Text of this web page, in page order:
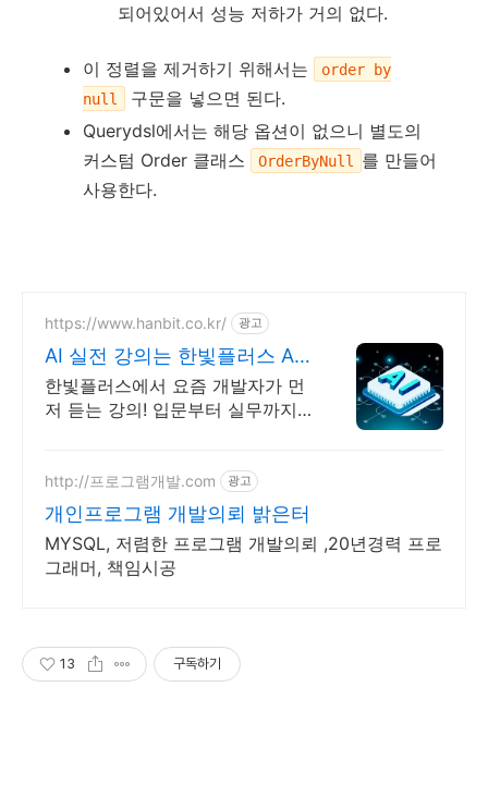
되어있어서 성능 저하가 거의 없다.
이 정렬을 제거하기 위해서는
order by
null
구문을 넣으면 된다.
Querydsl에서는 해당 옵션이 없으니 별도의
커스텀 Order 클래스
OrderByNull
를 만들어
사용한다.
https://www.hanbit.co.kr/ 광고
AI 실전 강의는 한빛플러스 AI
개발자 필수 코스
한빛플러스에서 요즘 개발자가 먼
저 듣는 강의! 입문부터 실무까지,
http://프로그램개발.com 광고
개인프로그램 개발의뢰 밝은터
MYSQL, 저렴한 프로그램 개발의뢰 ,20년경력 프로
그래머, 책임시공
13 구독하기